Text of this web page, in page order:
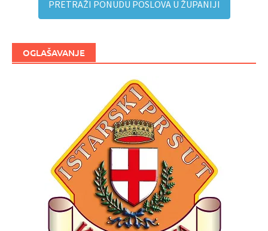
PRETRAŽI PONUDU POSLOVA U ŽUPANIJI
OGLAŠAVANJE